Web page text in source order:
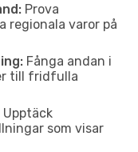
Prova
regionala varor på
Fånga andan i
till fridfulla
Upptäck
som visar